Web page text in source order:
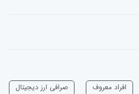
افراد معروف
صرافی ارز دیجیتال